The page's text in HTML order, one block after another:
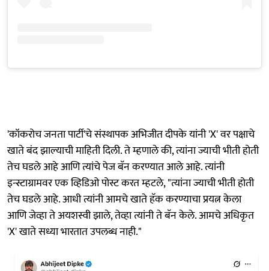
'कॉकरोच जनता पार्टी'चे संस्थापक अभिजीत दीपके यांनी 'X' वर पक्षाचे
खाते बंद झाल्याची माहिती दिली. ते म्हणाले की, त्यांना ज्याची भीती होती
तेच घडले आहे आणि त्यांचे पेज बॅन करण्यात आले आहे. त्यांनी
इन्स्टाग्रामवर एक व्हिडिओ पोस्ट करत म्हटले, "त्यांना ज्याची भीती होती
तेच घडले आहे. आधी त्यांनी आमचे खाते हॅक करण्याचा प्रयत्न केला
आणि जेव्हा ते अयशस्वी झाले, तेव्हा त्यांनी ते बॅन केले. आमचे अधिकृत
'X' खाते सध्या भारतात उपलब्ध नाही."